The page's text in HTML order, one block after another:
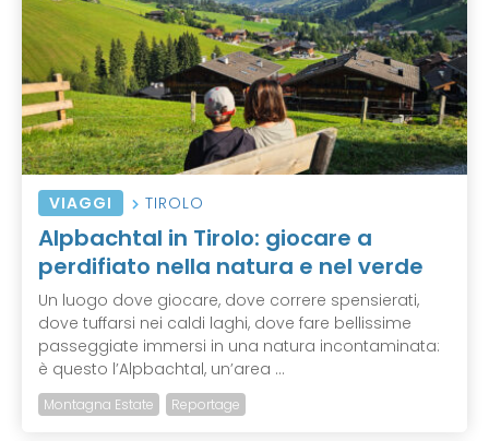
VIAGGI TIROLO
Alpbachtal in Tirolo: giocare a
perdifiato nella natura e nel verde
Un luogo dove giocare, dove correre spensierati,
dove tuffarsi nei caldi laghi, dove fare bellissime
passeggiate immersi in una natura incontaminata:
è questo l’Alpbachtal, un’area ...
Montagna Estate Reportage